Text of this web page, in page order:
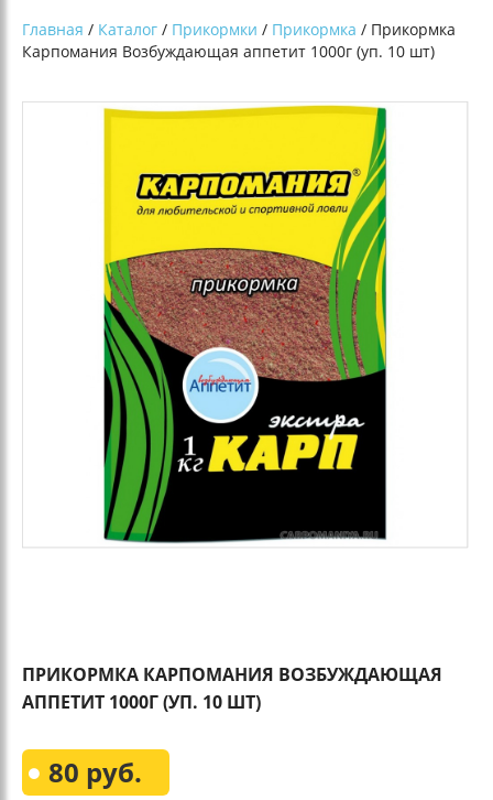
Главная / Каталог / Прикормки / Прикормка / Прикормка
Карпомания Возбуждающая аппетит 1000г (уп. 10 шт)
ПРИКОРМКА КАРПОМАНИЯ ВОЗБУЖДАЮЩАЯ
АППЕТИТ 1000Г (УП. 10 ШТ)
80 руб.